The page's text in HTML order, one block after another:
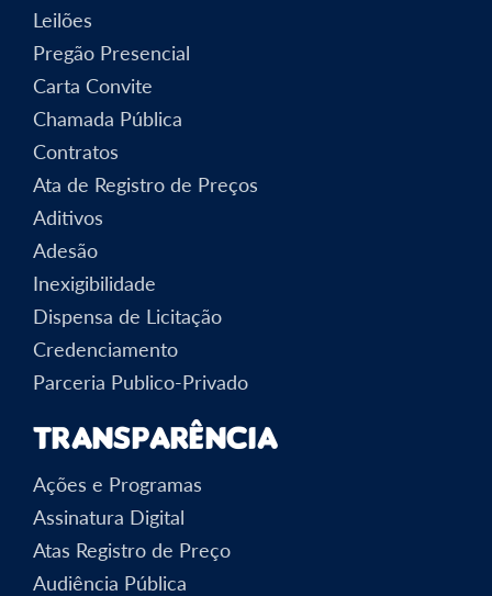
Leilões
Pregão Presencial
Carta Convite
Chamada Pública
Contratos
Ata de Registro de Preços
Aditivos
Adesão
Inexigibilidade
Dispensa de Licitação
Credenciamento
Parceria Publico-Privado
Transparência
Ações e Programas
Assinatura Digital
Atas Registro de Preço
Audiência Pública